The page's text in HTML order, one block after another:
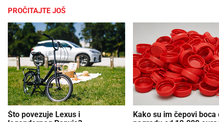
PROČITAJTE JOŠ
Što povezuje Lexus i
Kako su im čepovi boca